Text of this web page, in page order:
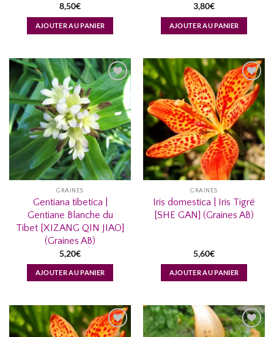
8,50€
AJOUTER AU PANIER
3,80€
AJOUTER AU PANIER
AJOUTER
À MA
LISTE
D’ENVIES...
GRAINES
Gentiana tibetica |
Gentiane Blanche du
Tibet [XIZANG QIN JIAO]
(Graines AB)
5,20€
AJOUTER AU PANIER
AJOUTER
À MA
LISTE
D’ENVIES...
GRAINES
Iris domestica | Iris Tigré
[SHE GAN] (Graines AB)
5,60€
AJOUTER AU PANIER